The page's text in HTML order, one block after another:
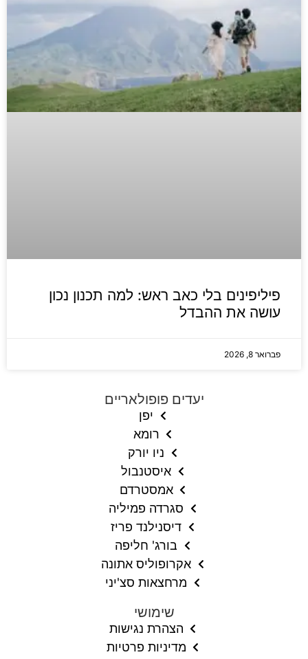
פיליפינים בלי כאב ראש: למה תכנון נכון
עושה את ההבדל
פברואר 8, 2026
יעדים פופולאריים
יפן
רומא
ניו יורק
איסטנבול
אמסטרדם
סגרדה פמיליה
דיסנילנד פריז
בורג' חליפה
אקרופוליס אתונה
מרחצאות סצ'יני
שימושי
הצהרת נגישות
מדיניות פרטיות